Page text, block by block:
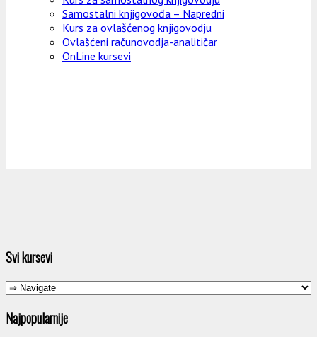
Samostalni knjigovođa – Napredni
Kurs za ovlašćenog knjigovodju
Ovlašćeni računovodja-analitičar
OnLine kursevi
Svi kursevi
Najpopularnije